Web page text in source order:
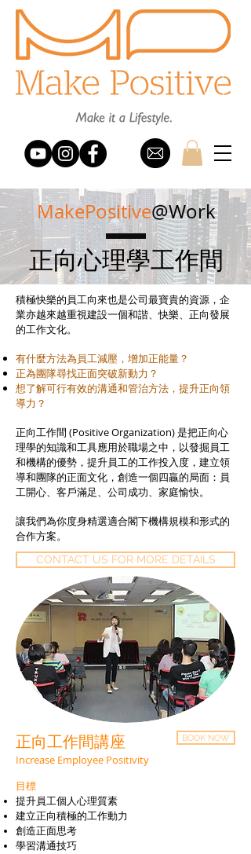
MakePositive@Work
正向心理學工作間
積極快樂的員工向來也是公司最寶貴的資源，企
業亦越來越重視建設一個和諧、快樂、正向發展
的工作文化。
有什麼方法為員工減壓，增加正能量？
正為團隊尋找正面突破新動力？
想了解可行有效的溝通和管治方法，提升正向領
導力？
正向工作間 (Positive Organization) 是把正向心
理學的知識和工具應用於職場之中，以發掘員工
和機構的優勢，提升員工的工作投入度，建立領
導和團隊的正面文化，創造一個四贏的局面：員
工開心、客戶滿足、公司成功、家庭愉快。
讓我們為你度身精選適合閣下機構規模和形式的
合作方案。
CONTACT US FOR MORE DETAILS
正向工作間講座
Increase Employee Positivity
目標
提升員工個人心理質素
建立正向積極的工作動力
創造正面思考
學習溝通技巧
BOOK NOW